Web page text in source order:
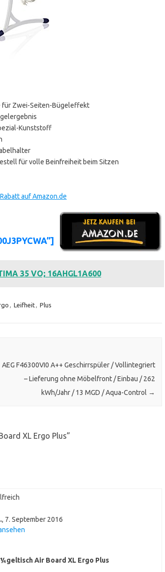
für Zwei-Seiten-Bügeleffekt
Kunststoff
für volle Beinfreiheit beim Sitzen
auf Amazon.de
35 VO; 16AHGL1A600
, Leifheit, Plus
AEG F46300VI0 A++ Geschirrspüler / Vollintegriert
– Lieferung ohne Möbelfront / Einbau / 262
kWh/Jahr / 13 MGD / Aqua-Control →
XL Ergo Plus”
, 7. September 2016
Air Board XL Ergo Plus